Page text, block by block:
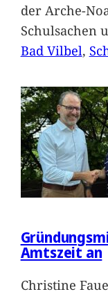
der Arche-
Schulsachen
Bad Vilbel,
Amtszeit an
Christine